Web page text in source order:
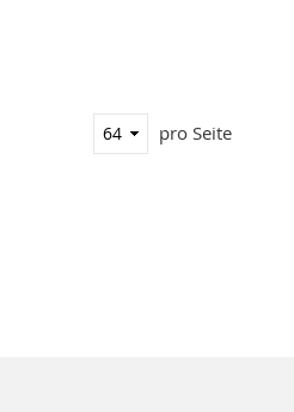
pro Seite